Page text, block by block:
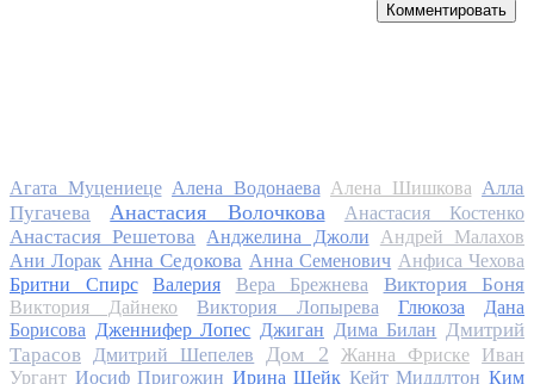
Комментировать
Агата Муцениеце Алена Водонаева Алена Шишкова Алла
Пугачева
Анастасия Волочкова Анастасия Костенко
Анастасия Решетова Анджелина Джоли
Андрей Малахов
Ани Лорак Анна Седокова Анна Семенович Анфиса Чехова
Бритни Спирс
Валерия Вера Брежнева Виктория Боня
Виктория Дайнеко Виктория Лопырева Глюкоза
Дана
Борисова Дженнифер Лопес Джиган Дима Билан Дмитрий
Тарасов
Дмитрий Шепелев Дом 2 Жанна Фриске
Иван
Ургант Иосиф Пригожин Ирина Шейк Кейт Миддлтон Ким